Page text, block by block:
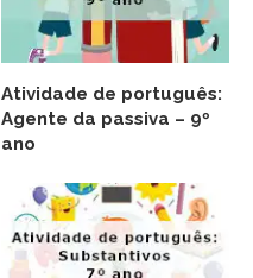
Atividade de português:
Agente da passiva – 9º
ano